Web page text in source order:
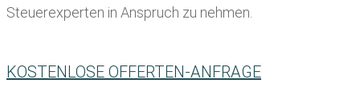
Steuerexperten in Anspruch zu nehmen.
KOSTENLOSE OFFERTEN-ANFRAGE